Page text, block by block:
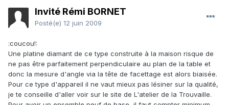
Invité Rémi BORNET
Posté(e) 12 juin 2009
:coucou!:
Une platine diamant de ce type construite à la maison risque de
ne pas être parfaitement perpendiculaire au plan de la table et
donc la mesure d'angle via la tête de facettage est alors biaisée.
Pour ce type d'appareil il ne vaut mieux pas lésiner sur la qualité,
je te conseille d'aller voir sur le site de L'atelier de la Trouvaille.